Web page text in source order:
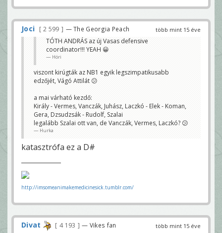
több mint 15 éve
Joci 2 599 — The Georgia Peach
TÓTH ANDRÁS az új Vasas defensive
coordinator!!! YEAH 😀
Höri
viszont kirúgták az NB1 egyik legszimpatikusabb
edzőjét, Vágó Attilát 😕
a mai várható kezdő:
Király - Vermes, Vanczák, Juhász, Laczkó - Elek - Koman,
Gera, Dzsudzsák - Rudolf, Szalai
legalább Szalai ott van, de Vanczák, Vermes, Laczkó? 😕
Hurka
katasztrófa ez a D#
http://imsomeanimakemedicinesick.tumblr.com/
több mint 15 éve
Divat 4 193 — Vikes fan